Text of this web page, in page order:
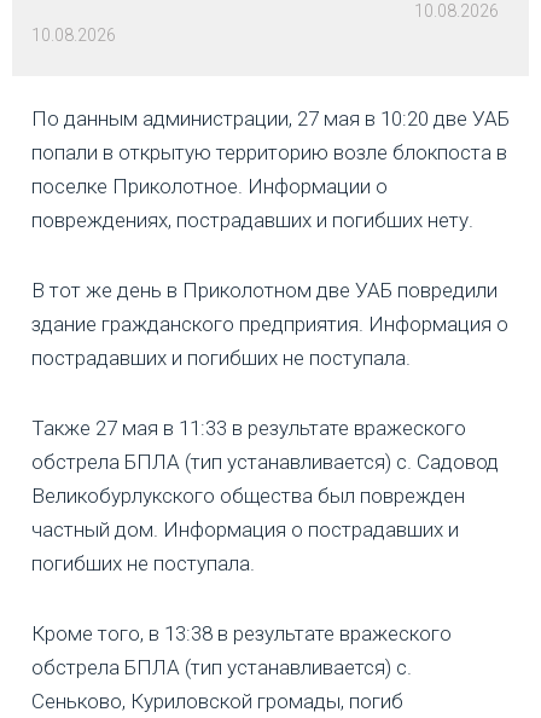
10.08.2026
10.08.2026
По данным администрации, 27 мая в 10:20 две УАБ
попали в открытую территорию возле блокпоста в
поселке Приколотное. Информации о
повреждениях, пострадавших и погибших нету.
В тот же день в Приколотном две УАБ повредили
здание гражданского предприятия. Информация о
пострадавших и погибших не поступала.
Также 27 мая в 11:33 в результате вражеского
обстрела БПЛА (тип устанавливается) с. Садовод
Великобурлукского общества был поврежден
частный дом. Информация о пострадавших и
погибших не поступала.
Кроме того, в 13:38 в результате вражеского
обстрела БПЛА (тип устанавливается) с.
Сеньково, Куриловской громады, погиб